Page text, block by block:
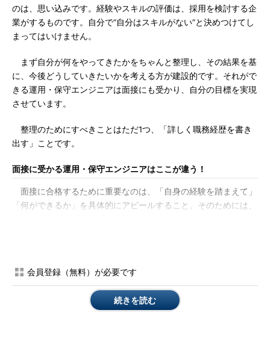
のは、思い込みです。経験やスキルの評価は、採用を検討する企
業がするものです。自分で“自分はスキルがない”と決めつけてし
まってはいけません。
まず自分が何をやってきたかをちゃんと整理し、その結果を基
に、今後どうしていきたいかを考える方が建設的です。それがで
きる運用・保守エンジニアは面接にも受かり、自分の目標を実現
させています。
整理のためにすべきことはただ1つ、「詳しく職務経歴を書き
出す」ことです。
面接に受かる運用・保守エンジニアはここが違う！
面接に合格するために重要なのは、「自身の経験を踏まえて」
「何ができるか」を具体的にアピールすること。そのためには、
1．自分の経験してきた業務を、具体的に書き出している
運用してきたシステムはIDCでしょうか、キャリアのネットワ
ークでしょうか。それとも企業の情報システムでしょうか。その
会員登録（無料）が必要です
続きを読む